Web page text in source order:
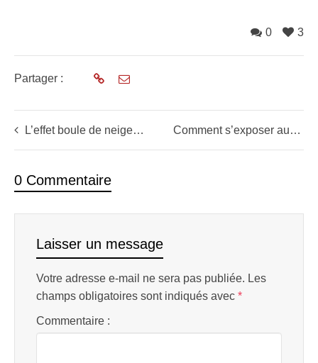
3
0
Partager :
L’effet boule de neige en Bull Market (Cours 6/6) Comment s’exposer aux accidents positifs de richesse en bourse (Cours 4/6)
0 Commentaire
Laisser un message
Votre adresse e-mail ne sera pas publiée. Les
champs obligatoires sont indiqués avec *
Commentaire :